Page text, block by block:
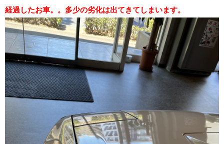
経過したお車。。多少の劣化は出てきてしまいます。